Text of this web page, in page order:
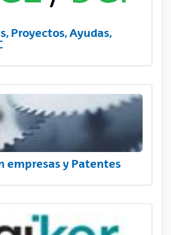
Proyectos, Ayudas,
empresas y Patentes